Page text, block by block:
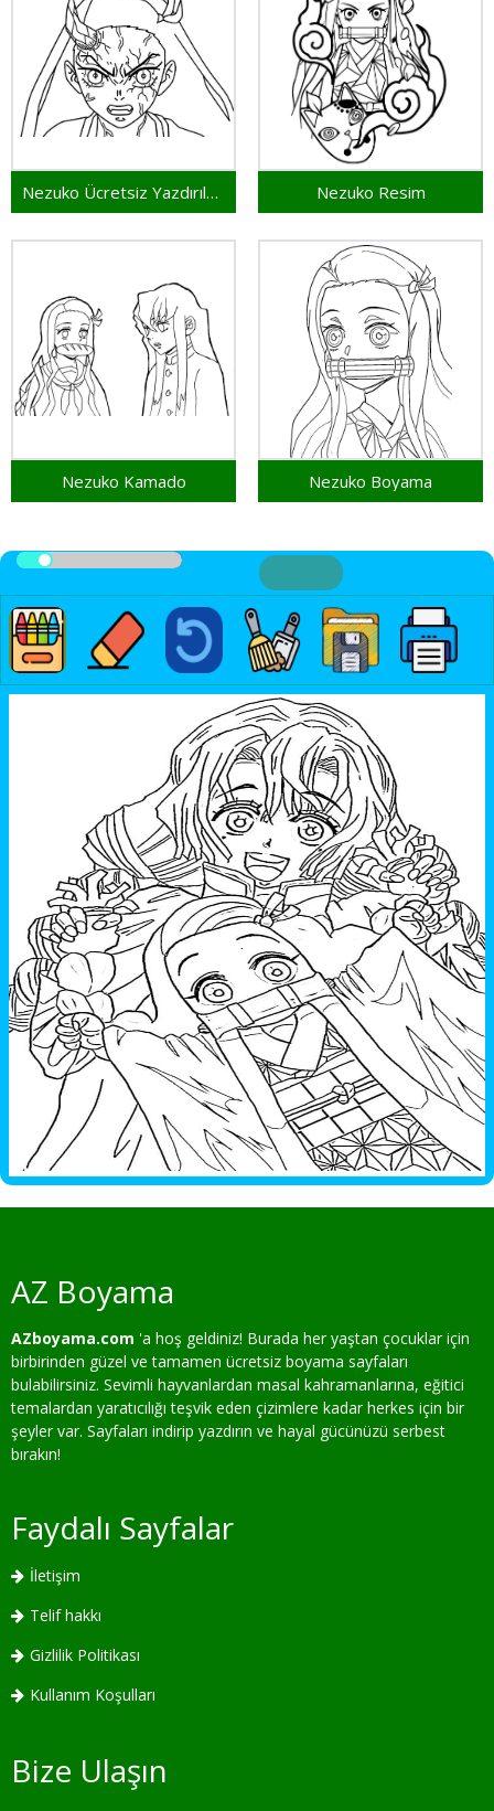
Nezuko Ücretsiz Yazdırılabilir Nezuko Resim
Nezuko Kamado Nezuko Boyama
AZ Boyama
AZboyama.com 'a hoş geldiniz! Burada her yaştan çocuklar için
birbirinden güzel ve tamamen ücretsiz boyama sayfaları
bulabilirsiniz. Sevimli hayvanlardan masal kahramanlarına, eğitici
temalardan yaratıcılığı teşvik eden çizimlere kadar herkes için bir
şeyler var. Sayfaları indirip yazdırın ve hayal gücünüzü serbest
bırakın!
Faydalı Sayfalar
İletişim
Telif hakkı
Gizlilik Politikası
Kullanım Koşulları
Bize Ulaşın